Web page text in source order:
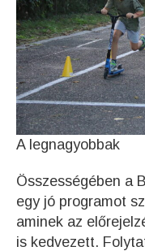
A legnagyobbak
Összességében a
egy jó programot
aminek az
is kedvezett.